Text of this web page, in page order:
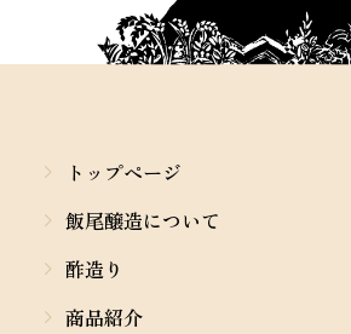
トップページ
飯尾醸造について
酢造り
商品紹介